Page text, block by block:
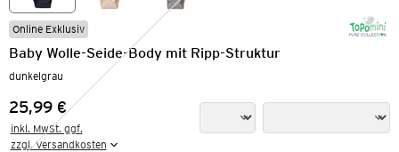
Online Exklusiv
Baby Wolle-Seide-Body mit Ripp-Struktur
dunkelgrau
Preis:
25,99 €
inkl. MwSt. ggf.
zzgl. Versandkosten